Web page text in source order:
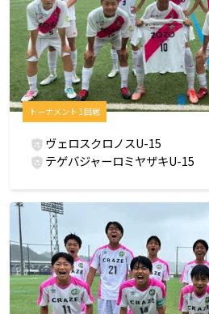
トーナメント 1回戦
ヴェロスクロノスU-15
テゲバジャーロミヤザキU-15